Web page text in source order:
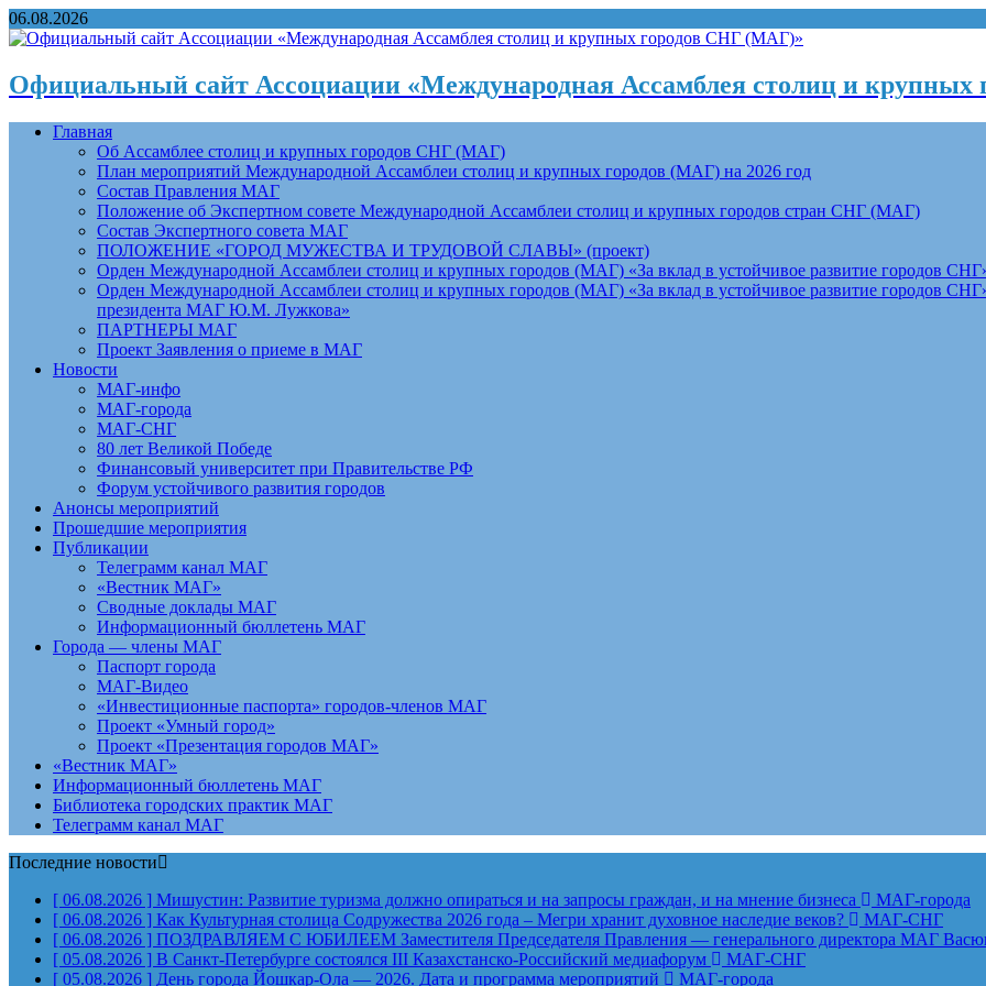
06.08.2026
Официальный сайт Ассоциации «Международная Ассамблея столиц и
Главная
Об Ассамблее столиц и крупных городов СНГ (МАГ)
План мероприятий Международной Ассамблеи столиц и крупных городов (МАГ) на 2026 год
Состав Правления МАГ
Положение об Экспертном совете Международной Ассамблеи столиц и крупных городов стран СНГ (МАГ)
Состав Экспертного совета МАГ
ПОЛОЖЕНИЕ «ГОРОД МУЖЕСТВА И ТРУДОВОЙ СЛАВЫ» (проект)
Орден Международной Ассамблеи столиц и крупных городов (МАГ) «За вклад в устойчивое развитие городов
Орден Международной Ассамблеи столиц и крупных городов (МАГ) «За вклад в устойчивое развитие городов
президента МАГ Ю.М. Лужкова»
ПАРТНЕРЫ МАГ
Проект Заявления о приеме в МАГ
Новости
МАГ-инфо
МАГ-города
МАГ-СНГ
80 лет Великой Победе
Финансовый университет при Правительстве РФ
Форум устойчивого развития городов
Анонсы мероприятий
Прошедшие мероприятия
Публикации
Телеграмм канал МАГ
«Вестник МАГ»
Сводные доклады МАГ
Информационный бюллетень МАГ
Города — члены МАГ
Паспорт города
МАГ-Видео
«Инвестиционные паспорта» городов-членов МАГ
Проект «Умный город»
Проект «Презентация городов МАГ»
«Вестник МАГ»
Информационный бюллетень МАГ
Библиотека городских практик МАГ
Телеграмм канал МАГ
Последние новости
[ 06.08.2026 ] Мишустин: Развитие туризма должно опираться и на запросы граждан, и на мнение бизнеса
МАГ-города
[ 06.08.2026 ] Как Культурная столица Содружества 2026 года – Мегри хранит духовное наследие веков?
МАГ-СНГ
[ 06.08.2026 ] ПОЗДРАВЛЯЕМ С ЮБИЛЕЕМ Заместителя Председателя Правления — генерального директора МАГ
[ 05.08.2026 ] В Санкт-Петербурге состоялся III Казахстанско-Российский медиафорум
МАГ-СНГ
[ 05.08.2026 ] День города Йошкар-Ола — 2026. Дата и программа мероприятий
МАГ-города